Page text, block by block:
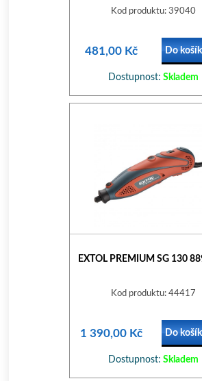
Kod produktu: 39040
481,00 Kč Do
Dostupnost: Skladem
EXTOL PREMIUM SG 130
Kod produktu: 44417
1 390,00 Kč Do
Dostupnost: Skladem